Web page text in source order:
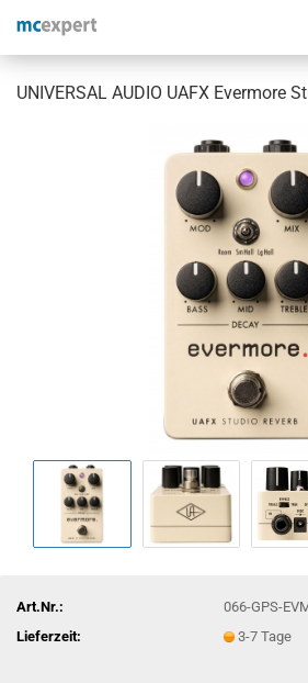
UNIVERSAL AUDIO UAFX Evermore
Art.Nr.:
066-GPS-
Lieferzeit:
3-7 Tage